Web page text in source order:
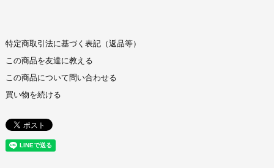
特定商取引法に基づく表記（返品等）
この商品を友達に教える
この商品について問い合わせる
買い物を続ける